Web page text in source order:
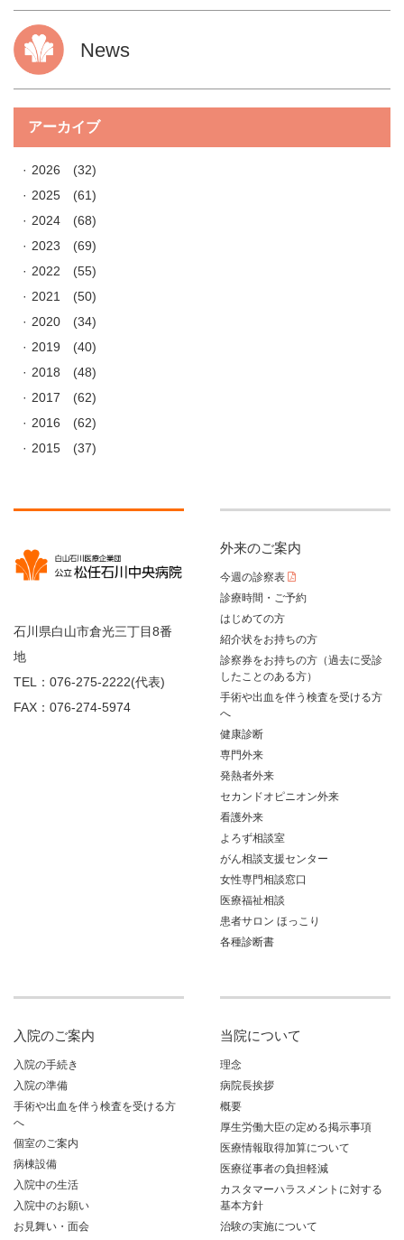
News
アーカイブ
2026
(32)
2025
(61)
2024
(68)
2023
(69)
2022
(55)
2021
(50)
2020
(34)
2019
(40)
2018
(48)
2017
(62)
2016
(62)
2015
(37)
石川県白山市倉光三丁目8番
地
TEL：076-275-2222(代表)
FAX：076-274-5974
外来のご案内
今週の診察表
診療時間・ご予約
はじめての方
紹介状をお持ちの方
診察券をお持ちの方（過去に受診
したことのある方）
手術や出血を伴う検査を受ける方
へ
健康診断
専門外来
発熱者外来
セカンドオピニオン外来
看護外来
よろず相談室
がん相談支援センター
女性専門相談窓口
医療福祉相談
患者サロン ほっこり
各種診断書
入院のご案内
入院の手続き
入院の準備
手術や出血を伴う検査を受ける方
へ
個室のご案内
病棟設備
入院中の生活
入院中のお願い
お見舞い・面会
当院について
理念
病院長挨拶
概要
厚生労働大臣の定める掲示事項
医療情報取得加算について
医療従事者の負担軽減
カスタマーハラスメントに対する
基本方針
治験の実施について